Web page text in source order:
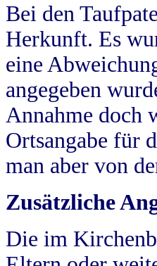
Bei den
Herkunft. Es
eine
angegeben
Annahme doch
Ortsangabe für
man aber von
Zusätzliche
Die im